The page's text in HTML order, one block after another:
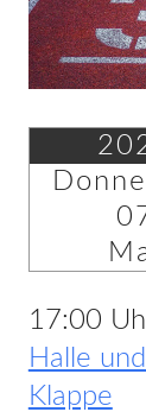
17:00
Halle
Klappe